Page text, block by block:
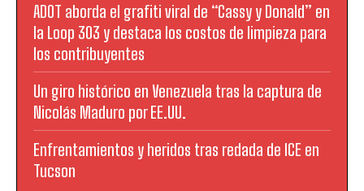
ADOT aborda el grafiti viral de “Cassy y Donald” en
la Loop 303 y destaca los costos de limpieza para
los contribuyentes
Un giro histórico en Venezuela tras la captura de
Nicolás Maduro por EE.UU.
Enfrentamientos y heridos tras redada de ICE en
Tucson